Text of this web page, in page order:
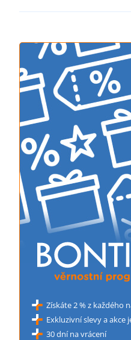
Získáte 2 % z každého
Exkluzivní slevy a akce
30 dní na vrácení